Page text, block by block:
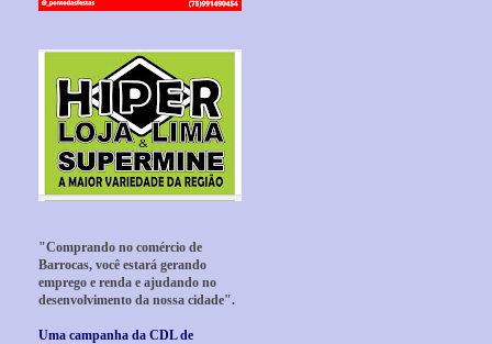
"Comprando no comércio de
Barrocas, você estará gerando
emprego e renda e ajudando no
desenvolvimento da nossa cidade".
Uma campanha da CDL de